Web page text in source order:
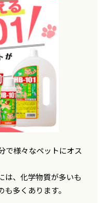
で様々なペットにオス
は、化学物質が多いも
多くあります。